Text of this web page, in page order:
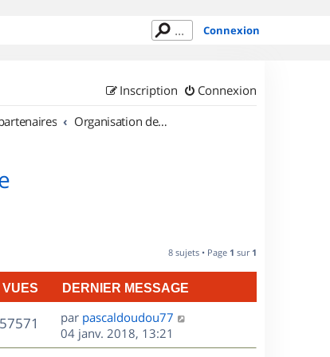
Connexion
Connexion
Inscription
Organisation de sorties en région Picardie
8 sujets • Page 1 sur 1
VUES DERNIER MESSAGE
57571
u
D
e
r
par pascaldoudou77
04 janv. 2018, 13:21